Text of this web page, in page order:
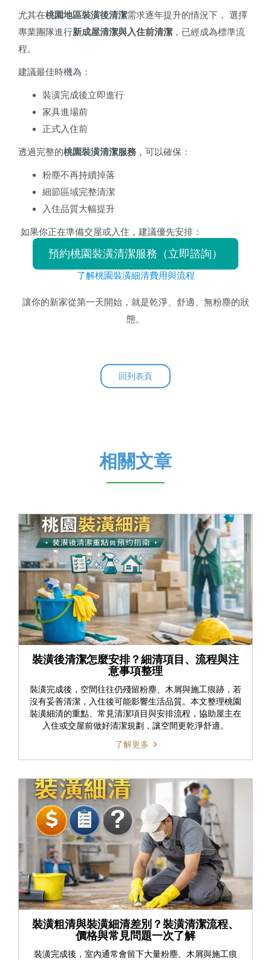
尤其在桃園地區裝潢後清潔需求逐年提升的情況下， 選擇
專業團隊進行新成屋清潔與入住前清潔 ，已經成為標準流
程。
建議最佳時機為：
裝潢完成後立即進行
家具進場前
正式入住前
透過完整的桃園裝潢清潔服務 ，可以確保：
粉塵不再持續掉落
細節區域完整清潔
入住品質大幅提升
如果你正在準備交屋或入住，建議優先安排：
預約桃園裝潢清潔服務（立即諮詢）
了解桃園裝潢細清費用與流程
讓你的新家從第一天開始，就是乾淨、舒適、無粉塵的狀
態。
回列表頁
相關文章
裝潢後清潔怎麼安排？細清項目、流程與注
意事項整理
裝潢完成後，空間往往仍殘留粉塵、木屑與施工痕跡，若
沒有妥善清潔，入住後可能影響生活品質。本文整理桃園
裝潢細清的重點、常見清潔項目與安排流程，協助屋主在
入住或交屋前做好清潔規劃，讓空間更乾淨舒適。
了解更多
裝潢粗清與裝潢細清差別？裝潢清潔流程、
價格與常見問題一次了解
裝潢完成後，室內通常會留下大量粉塵、木屑與施工痕